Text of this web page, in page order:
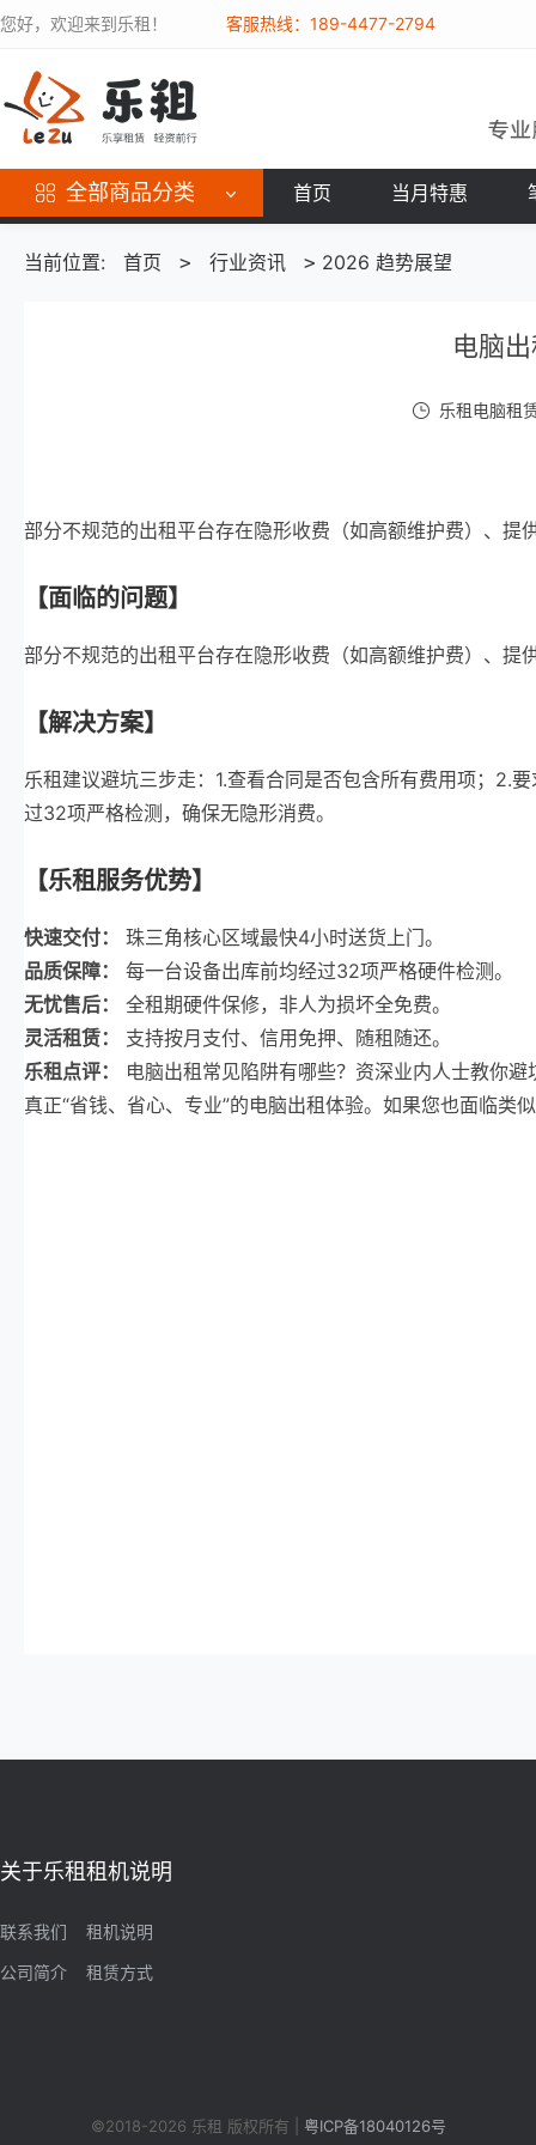
您好，欢迎来到乐租！ 客服热线：189-4477-2794
全部商品分类 首页 当月特惠
当前位置: 首页 > 行业资讯 > 2026 趋势展望
电脑
乐租电脑租
部分不规范的出租平台存在隐形收费（如高额维护费）、
【面临的问题】
部分不规范的出租平台存在隐形收费（如高额维护费）、
【解决方案】
乐租建议避坑三步走：1.查看合同是否包含所有费用项；2.
过32项严格检测，确保无隐形消费。
【乐租服务优势】
快速交付：
珠三角核心区域最快4小时送货上门。
品质保障：
每一台设备出库前均经过32项严格硬件检测。
无忧售后：
全租期硬件保修，非人为损坏全免费。
灵活租赁：
支持按月支付、信用免押、随租随还。
乐租点评：
电脑出租常见陷阱有哪些？资深业内人士教你
真正“省钱、省心、专业”的电脑出租体验。如果您也面临
关于乐租
联系我们
公司简介
租机说明
租机说明
租赁方式
©2018-2026 乐租 版权所有 | 粤ICP备18040126号